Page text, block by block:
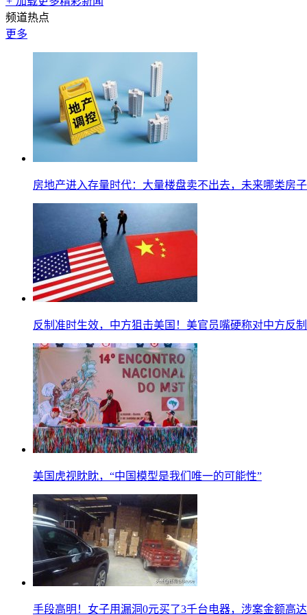
频道热点
更多
房地产进入存量时代：大量楼盘卖不出去，未来哪类房子
反制准时生效，中方狙击美国！美官员嘴硬称对中方反
美国虎视眈眈，“中国模型是我们唯一的可能性”
手段高明！女子用漏洞0元买了3千台电器，涉案金额高